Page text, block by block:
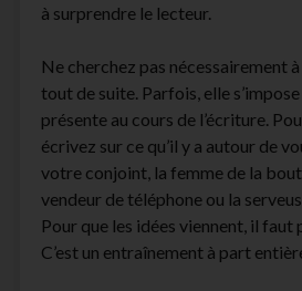
à surprendre le lecteur.
Ne cherchez pas nécessairement
tout de suite. Parfois, elle
présente au cours de l’écriture.
écrivez sur ce qu’il y a autour de
votre conjoint, la femme de la
vendeur de téléphone ou la
Pour que les idées viennent, il faut
C’est un entraînement à part